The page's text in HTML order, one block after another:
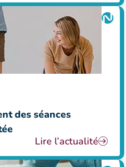
des séances
Lire l’actualité